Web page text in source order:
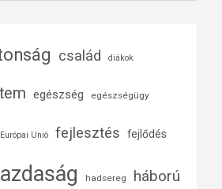
család diákok
egészség egészségügy
Európai Unió fejlesztés fejlődés
hadsereg háború